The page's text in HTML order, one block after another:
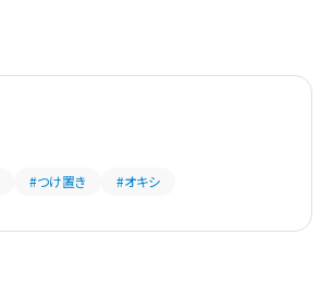
#つけ置き #オキシ